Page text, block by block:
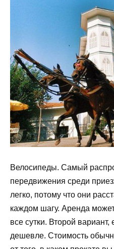
Велосипеды. Самый
передвижения среди
легко, потому что они
каждом шагу. Аренда
все сутки. Второй вариант,
дешевле. Стоимость